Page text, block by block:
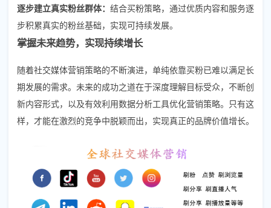
逐步建立真实粉丝群体： 结合买粉策略，通过优质内容和服务逐
步积累真实的粉丝基础，实现可持续发展。
掌握未来趋势，实现持续增长
随着社交媒体营销策略的不断演进，单纯依靠买粉已难以满足长
期发展的需求。未来的成功之道在于深度理解目标受众，不断创
新内容形式，以及有效利用数据分析工具优化营销策略。只有这
样，才能在激烈的竞争中脱颖而出，实现真正的品牌价值增长。